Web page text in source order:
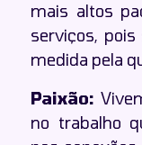
mais altos
serviços,
medida pela
Paixão:
no trabalho